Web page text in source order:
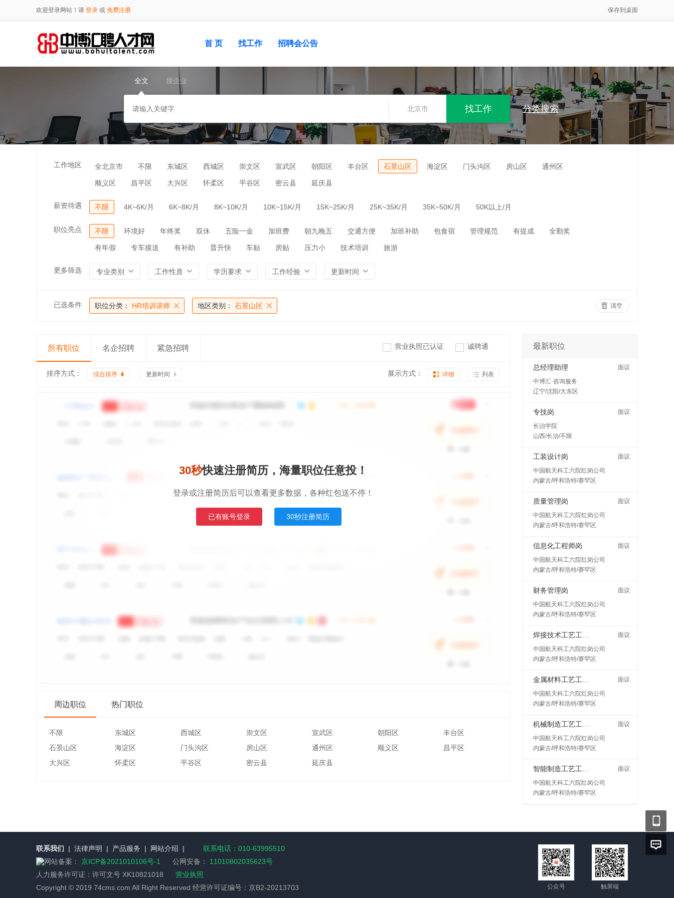
欢迎登录网站！请 登录 或 免费注册 保存到桌面
首 页 找工作 招聘会公告
全文 搜企业
北京市 分类搜索
工作地区 全北京市 不限 东城区 西城区 崇文区 宣武区 朝阳区 丰台区 石景山区 海淀区 门头沟区 房山区 通州区
顺义区 昌平区 大兴区 怀柔区 平谷区 密云县 延庆县
薪资待遇 不限 4K~6K/月 6K~8K/月 8K~10K/月 10K~15K/月 15K~25K/月 25K~35K/月 35K~50K/月 50K以上/月
职位亮点 不限 环境好 年终奖 双休 五险一金 加班费 朝九晚五 交通方便 加班补助 包食宿 管理规范 有提成 全勤奖
有年假 专车接送 有补助 晋升快 车贴 房贴 压力小 技术培训 旅游
更多筛选 专业类别 工作性质 学历要求 工作经验 更新时间
已选条件 职位分类： HR培训讲师 地区类别： 石景山区 清空
所有职位 名企招聘 紧急招聘 营业执照已认证 诚聘通
排序方式： 综合排序 更新时间 展示方式： 详细 列表
30秒快速注册简历，海量职位任意投！
登录或注册简历后可以查看更多数据，各种红包送不停！
已有账号登录 30秒注册简历
周边职位 热门职位
不限 东城区 西城区 崇文区 宣武区 朝阳区
丰台区
石景山区
海淀区 门头沟区 房山区 通州区 顺义区
昌平区
大兴区
怀柔区 平谷区 密云县 延庆县
最新职位
总经理助理
面议
中博汇·咨询服务
辽宁/沈阳/大东区
专技岗
面议
长治学院
山西/长治/不限
工装设计岗
面议
中国航天科工六院红岗公司
内蒙古/呼和浩特/赛罕区
质量管理岗
面议
中国航天科工六院红岗公司
内蒙古/呼和浩特/赛罕区
信息化工程师岗
面议
中国航天科工六院红岗公司
内蒙古/呼和浩特/赛罕区
财务管理岗
面议
中国航天科工六院红岗公司
内蒙古/呼和浩特/赛罕区
面议
中国航天科工六院红岗公司
内蒙古/呼和浩特/赛罕区
面议
中国航天科工六院红岗公司
内蒙古/呼和浩特/赛罕区
面议
中国航天科工六院红岗公司
内蒙古/呼和浩特/赛罕区
面议
中国航天科工六院红岗公司
内蒙古/呼和浩特/赛罕区
联系我们 | 法律声明 | 产品服务 | 网站介绍 |
联系电话：010-63995510
网站备案： 京ICP备2021010106号-1 公网安备：
11010802035623号
人力服务许可证： 许可文号 XK10821018
营业执照
Copyright © 2019 74cms.com All Right Reserved 经营许可证编号：京B2-20213703
公众号 触屏端